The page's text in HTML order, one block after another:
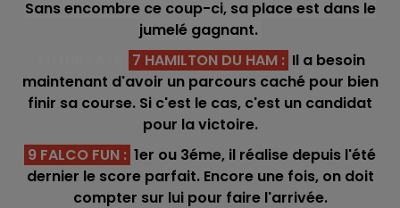
Sans encombre ce coup-ci, sa place est dans le
jumelé gagnant.
7 HAMILTON DU HAM : Il a besoin
maintenant d'avoir un parcours caché pour bien
finir sa course. Si c'est le cas, c'est un candidat
pour la victoire.
9 FALCO FUN : 1er ou 3éme, il réalise depuis l'été
dernier le score parfait. Encore une fois, on doit
compter sur lui pour faire l'arrivée.